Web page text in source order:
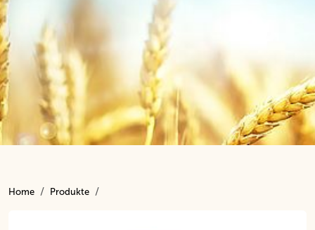
Inhalt
Home Produkte